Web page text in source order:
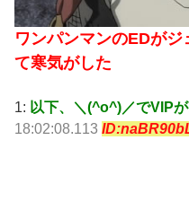
ワンパンマンのEDが
て寒気がした
1: 以下、＼(^o^)／でVIP
18:02:08.113